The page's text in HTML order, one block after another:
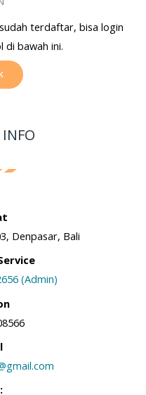
terdaftar, bisa login
di bawah ini.
Denpasar, Bali
(Admin)